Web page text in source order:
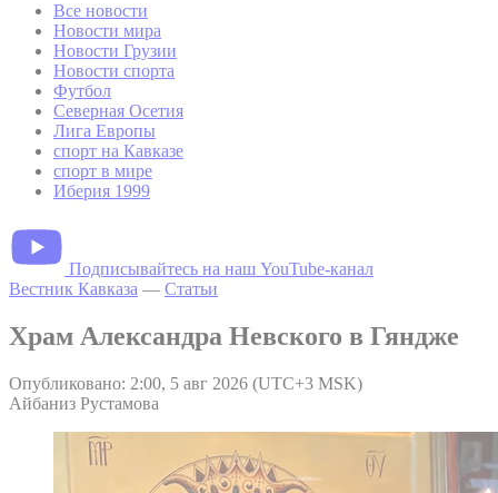
Все новости
Новости мира
Новости Грузии
Новости спорта
Футбол
Северная Осетия
Лига Европы
спорт на Кавказе
спорт в мире
Иберия 1999
Подписывайтесь на наш YouTube-канал
Вестник Кавказа — Статьи
Храм Александра Невского в Гяндже
Опубликовано: 2:00, 5 авг 2026 (UTC+3 MSK)
Айбаниз Рустамова